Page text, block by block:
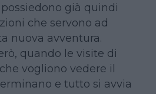
già quindi
che servono ad
nuova avventura.
quando le visite di
vogliono vedere il
e tutto si avvia